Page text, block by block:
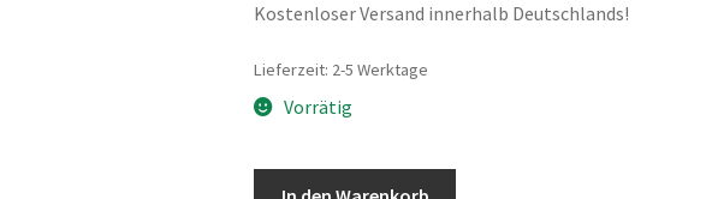
Kostenloser Versand innerhalb Deutschlands!
Lieferzeit: 2-5 Werktage
Vorrätig